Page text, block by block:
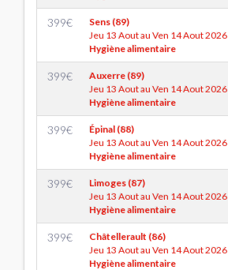
399€
Sens (89)
Jeu 13 Aout au Ven 14 Aout 2026
Hygiène alimentaire
399€
Auxerre (89)
Jeu 13 Aout au Ven 14 Aout 2026
Hygiène alimentaire
399€
Épinal (88)
Jeu 13 Aout au Ven 14 Aout 2026
Hygiène alimentaire
399€
Limoges (87)
Jeu 13 Aout au Ven 14 Aout 2026
Hygiène alimentaire
399€
Châtellerault (86)
Jeu 13 Aout au Ven 14 Aout 2026
Hygiène alimentaire